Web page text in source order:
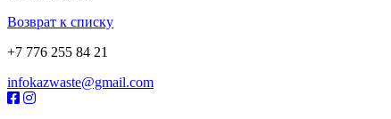
Возврат к списку
+7 776 255 84 21
infokazwaste@gmail.com